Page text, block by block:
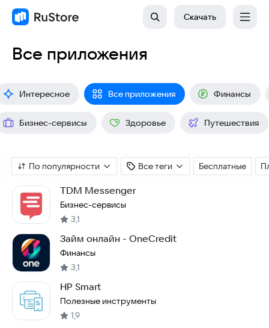
Скачать
Все приложения
Интересное Все приложения Финансы
Бизнес-сервисы Здоровье Путешествия
По популярности Все теги Бесплатные
TDM Messenger
Бизнес-сервисы
3,1
Займ онлайн - OneCredit
Финансы
3,1
HP Smart
Полезные инструменты
1,9